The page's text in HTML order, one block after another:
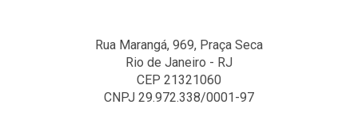
Rua Marangá, 969, Praça Seca
Rio de Janeiro - RJ
CEP 21321060
CNPJ 29.972.338/0001-97